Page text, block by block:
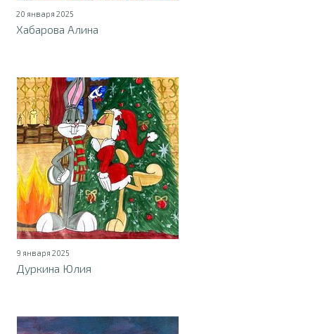
20 января 2025
Хабарова Алина
9 января 2025
Дуркина Юлия